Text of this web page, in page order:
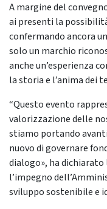
A margine del
ai presenti la
confermando ancora
solo un marchio
anche un’esperienza
la storia e l’anima dei
“Questo evento
valorizzazione delle
stiamo portando
nuovo di governare
dialogo», ha
l’impegno
sviluppo sostenibile e